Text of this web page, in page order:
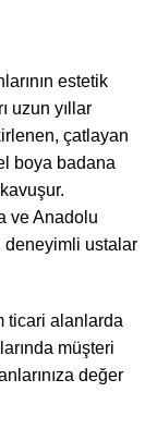
estetik
uzun yıllar
çatlayan
boya badana
ve Anadolu
deneyimli ustalar
ticari alanlarda
müşteri
değer